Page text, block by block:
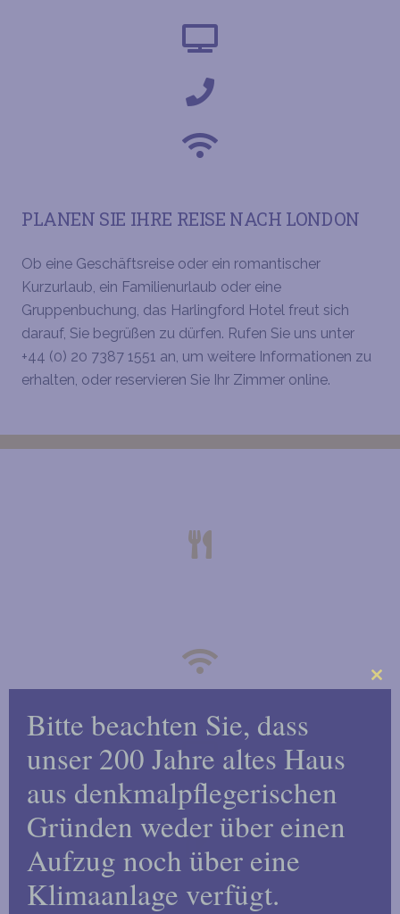
PLANEN SIE IHRE REISE NACH LONDON
Ob eine Geschäftsreise oder ein romantischer
Kurzurlaub, ein Familienurlaub oder eine
Gruppenbuchung, das Harlingford Hotel freut sich
darauf, Sie begrüßen zu dürfen. Rufen Sie uns unter
+44 (0) 20 7387 1551 an, um weitere Informationen zu
erhalten, oder reservieren Sie Ihr Zimmer online.
FERNSEHER
ENSUITE BADEZIMMER
Bitte beachten Sie, dass
unser 200 Jahre altes Haus
aus denkmalpflegerischen
Gründen weder über einen
Aufzug noch über eine
Klimaanlage verfügt.